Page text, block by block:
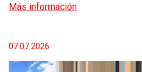
Más información
07.07.2026